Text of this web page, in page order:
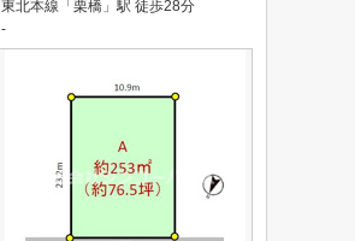
東北本線「栗橋」駅 徒歩28分
-